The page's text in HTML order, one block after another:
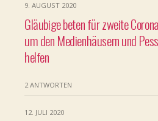
9. AUGUST 2020
Gläubige beten für zweite
um den Medienhäusern und
helfen
2 ANTWORTEN
12. JULI 2020